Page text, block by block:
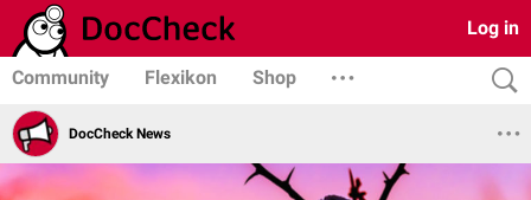
Log in
Community Flexikon Shop
DocCheck News